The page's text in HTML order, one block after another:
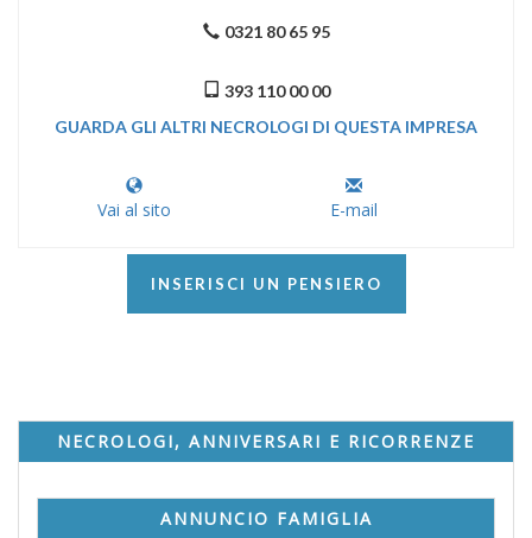
0321 80 65 95
393 110 00 00
GUARDA GLI ALTRI NECROLOGI DI QUESTA IMPRESA
Vai al sito E-mail
INSERISCI UN PENSIERO
NECROLOGI, ANNIVERSARI E RICORRENZE
ANNUNCIO FAMIGLIA